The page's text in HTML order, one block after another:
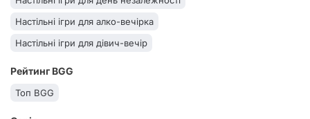
Механіка - папір та олівець
Механіка - обмежене спілкування
Настільні ігри для алко-вечірка
Настільні ігри для дівич-вечір
Рейтинг BGG
Топ BGG